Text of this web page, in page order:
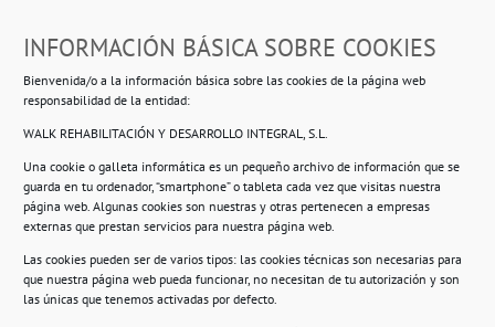
INFORMACIÓN BÁSICA SOBRE COOKIES
Bienvenida/o a la información básica sobre las cookies de la página web
responsabilidad de la entidad:
WALK REHABILITACIÓN Y DESARROLLO INTEGRAL, S.L.
Una cookie o galleta informática es un pequeño archivo de información que se
guarda en tu ordenador, “smartphone” o tableta cada vez que visitas nuestra
página web. Algunas cookies son nuestras y otras pertenecen a empresas
externas que prestan servicios para nuestra página web.
Las cookies pueden ser de varios tipos: las cookies técnicas son necesarias para
que nuestra página web pueda funcionar, no necesitan de tu autorización y son
las únicas que tenemos activadas por defecto.
Ropero Solidario de Usera
Beasáin 25-33posterior, local 3 – 28041 Madrid
Información
Compromiso con la protección de datos